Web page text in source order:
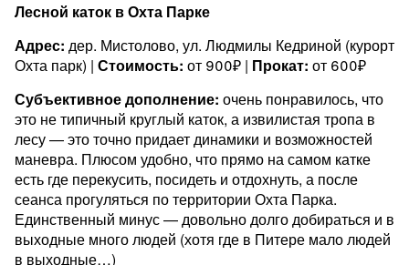
Лесной каток в Охта Парке
Адрес: дер. Мистолово, ул. Людмилы Кедриной (курорт
Охта парк) | Стоимость: от 900₽ | Прокат: от 600₽
Субъективное дополнение: очень понравилось, что
это не типичный круглый каток, а извилистая тропа в
лесу — это точно придает динамики и возможностей
маневра. Плюсом удобно, что прямо на самом катке
есть где перекусить, посидеть и отдохнуть, а после
сеанса прогуляться по территории Охта Парка.
Единственный минус — довольно долго добираться и в
выходные много людей (хотя где в Питере мало людей
в выходные…)